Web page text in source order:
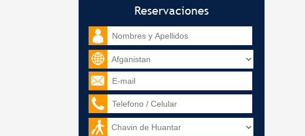
Reservaciones